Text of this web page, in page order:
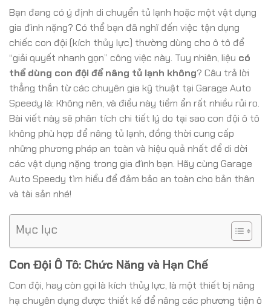
Bạn đang có ý định di chuyển tủ lạnh hoặc một vật dụng
gia đình nặng? Có thể bạn đã nghĩ đến việc tận dụng
chiếc con đội (kích thủy lực) thường dùng cho ô tô để
“giải quyết nhanh gọn” công việc này. Tuy nhiên, liệu có
thể dùng con đội để nâng tủ lạnh không? Câu trả lời
thẳng thắn từ các chuyên gia kỹ thuật tại Garage Auto
Speedy là: Không nên, và điều này tiềm ẩn rất nhiều rủi ro.
Bài viết này sẽ phân tích chi tiết lý do tại sao con đội ô tô
không phù hợp để nâng tủ lạnh, đồng thời cung cấp
những phương pháp an toàn và hiệu quả nhất để di dời
các vật dụng nặng trong gia đình bạn. Hãy cùng Garage
Auto Speedy tìm hiểu để đảm bảo an toàn cho bản thân
và tài sản nhé!
Mục lục
Con Đội Ô Tô: Chức Năng và Hạn Chế
Con đội, hay còn gọi là kích thủy lực, là một thiết bị nâng
hạ chuyên dụng được thiết kế để nâng các phương tiện ô